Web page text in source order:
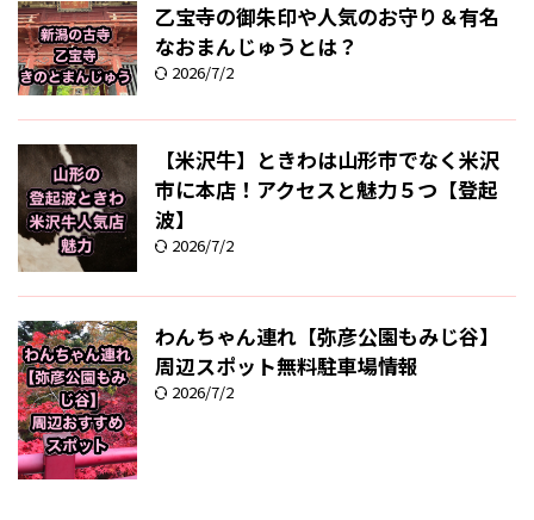
乙宝寺の御朱印や人気のお守り＆有名
なおまんじゅうとは？
2026/7/2
【米沢牛】ときわは山形市でなく米沢
市に本店！アクセスと魅力５つ【登起
波】
2026/7/2
わんちゃん連れ【弥彦公園もみじ谷】
周辺スポット無料駐車場情報
2026/7/2